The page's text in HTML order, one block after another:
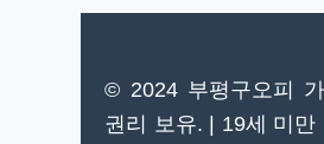
© 2024 부평구오피
권리 보유. | 19세 미만